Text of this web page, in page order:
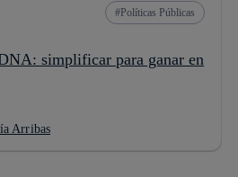
Políticas Públicas
simplificar para ganar en
Arribas